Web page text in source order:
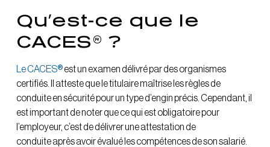
Qu’est-ce que le
CACES® ?
Le CACES®est un examen délivré par des organismes
certifiés. Il atteste que le titulaire maîtrise les règles de
conduite en sécurité pour un type d’engin précis. Cependant, il
est important de noter que ce qui est obligatoire pour
l’employeur, c’est de délivrer une attestation de
conduite après avoir évalué les compétences de son salarié.